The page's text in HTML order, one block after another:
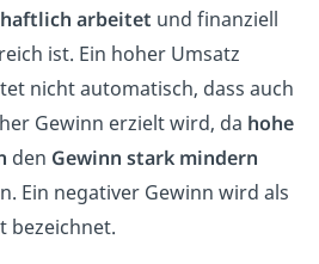
arbeitet und finanziell
ist. Ein hoher Umsatz
nicht automatisch, dass auch
Gewinn erzielt wird, da hohe
den Gewinn stark mindern
Ein negativer Gewinn wird als
bezeichnet.